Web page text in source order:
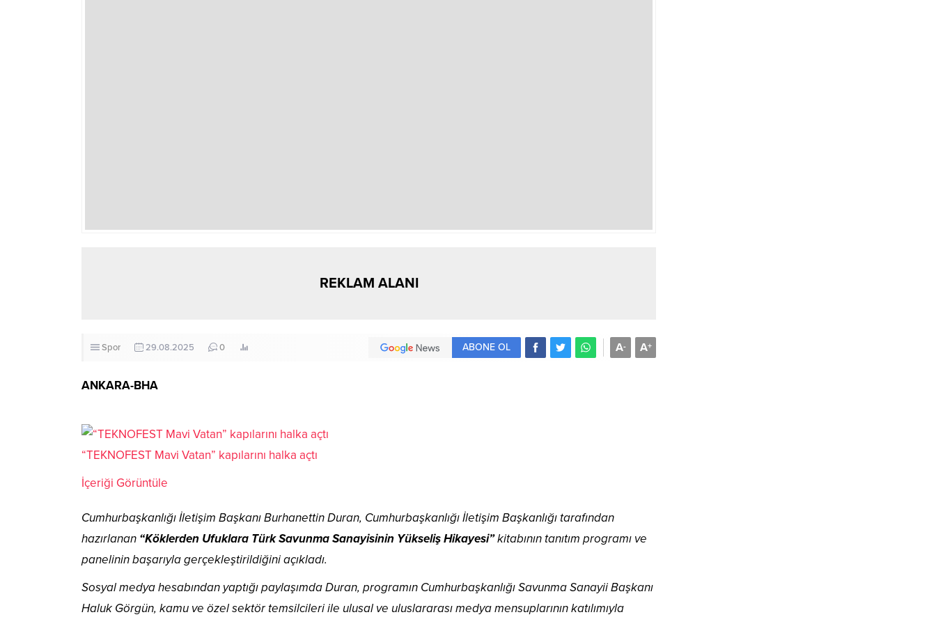
REKLAM ALANI
Spor 29.08.2025 0 A+
A-
ABONE OL
ANKARA-BHA
“TEKNOFEST Mavi Vatan” kapılarını halka açtı
İçeriği Görüntüle
Cumhurbaşkanlığı İletişim Başkanı Burhanettin Duran, Cumhurbaşkanlığı İletişim Başkanlığı tarafından
hazırlanan “Köklerden Ufuklara Türk Savunma Sanayisinin Yükseliş Hikayesi”kitabının tanıtım programı ve
panelinin başarıyla gerçekleştirildiğini açıkladı.
Sosyal medya hesabından yaptığı paylaşımda Duran, programın Cumhurbaşkanlığı Savunma Sanayii Başkanı
Haluk Görgün, kamu ve özel sektör temsilcileri ile ulusal ve uluslararası medya mensuplarının katılımıyla